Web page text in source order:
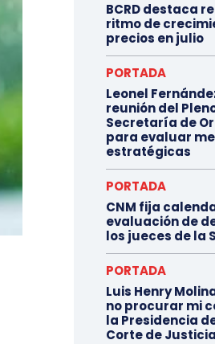
BCRD destaca
ritmo de
precios en julio
PORTADA
Leonel
reunión del
Secretaría de
para evaluar
estratégicas
PORTADA
CNM fija
evaluación de
los jueces de la
PORTADA
Luis Henry
no procurar mi
la Presidencia
Corte de